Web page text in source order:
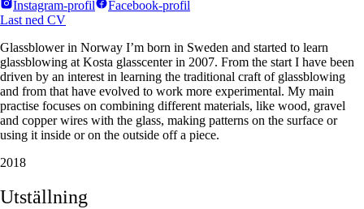
Instagram-profil
Facebook-profil
Last ned CV
Glassblower in Norway I’m born in Sweden and started to learn
glassblowing at Kosta glasscenter in 2007. From the start I have been
driven by an interest in learning the traditional craft of glassblowing
and from that have evolved to work more experimental. My main
practise focuses on combining different materials, like wood, gravel
and copper wires with the glass, making patterns on the surface or
using it inside or on the outside off a piece.
2018
Utställning